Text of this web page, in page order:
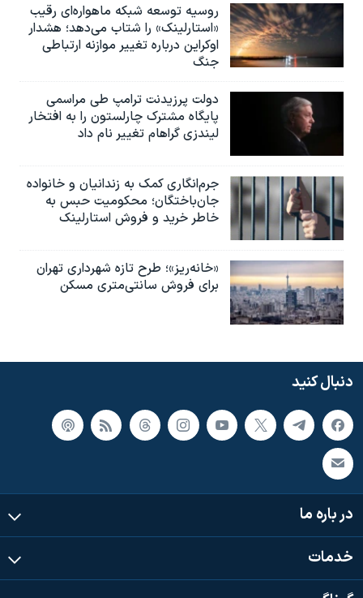
روسیه توسعه شبکه ماهواره‌ای رقیب
«استارلینک» را شتاب می‌دهد؛ هشدار
اوکراین درباره تغییر موازنه ارتباطی
جنگ
دولت پرزیدنت ترامپ طی مراسمی
پایگاه مشترک چارلستون را به افتخار
لیندزی گراهام تغییر نام داد
جرم‌انگاری کمک به زندانیان و خانواده
جان‌باختگان؛ محکومیت حبس به‌
خاطر خرید و فروش استارلینک
«خانه‌ریز»؛ طرح تازه شهرداری تهران
برای فروش سانتی‌متری مسکن
دنبال کنید
در باره ما
خدمات